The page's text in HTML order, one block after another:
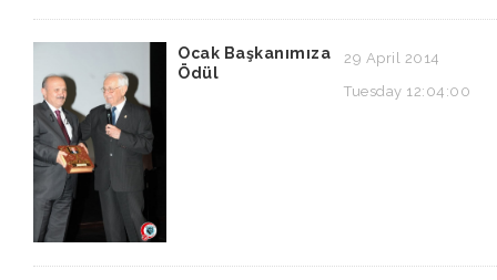
Ocak Başkanımıza
Ödül
29 April 2014
Tuesday 12:04:00